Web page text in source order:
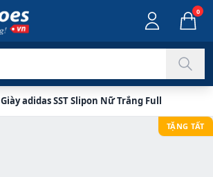
0
Giày adidas SST Slipon Nữ Trắng Full
TẶNG TẤT